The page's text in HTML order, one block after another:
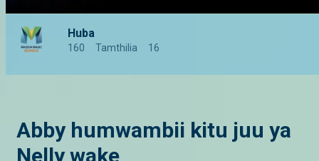
Huba
160 Tamthilia 16
Abby humwambii kitu juu ya
Nelly wake